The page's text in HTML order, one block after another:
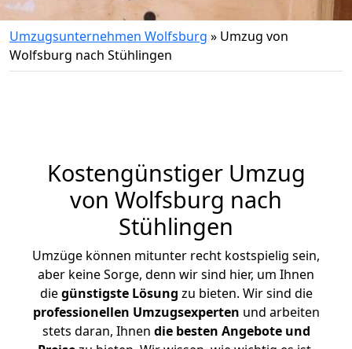
Umzugsunternehmen Wolfsburg » Umzug von
Wolfsburg nach Stühlingen
Kostengünstiger Umzug
von Wolfsburg nach
Stühlingen
Umzüge können mitunter recht kostspielig sein,
aber keine Sorge, denn wir sind hier, um Ihnen
diegünstigste Lösung zu bieten. Wir sind die
professionellen Umzugsexperten und arbeiten
stets daran, Ihnen die besten Angebote und